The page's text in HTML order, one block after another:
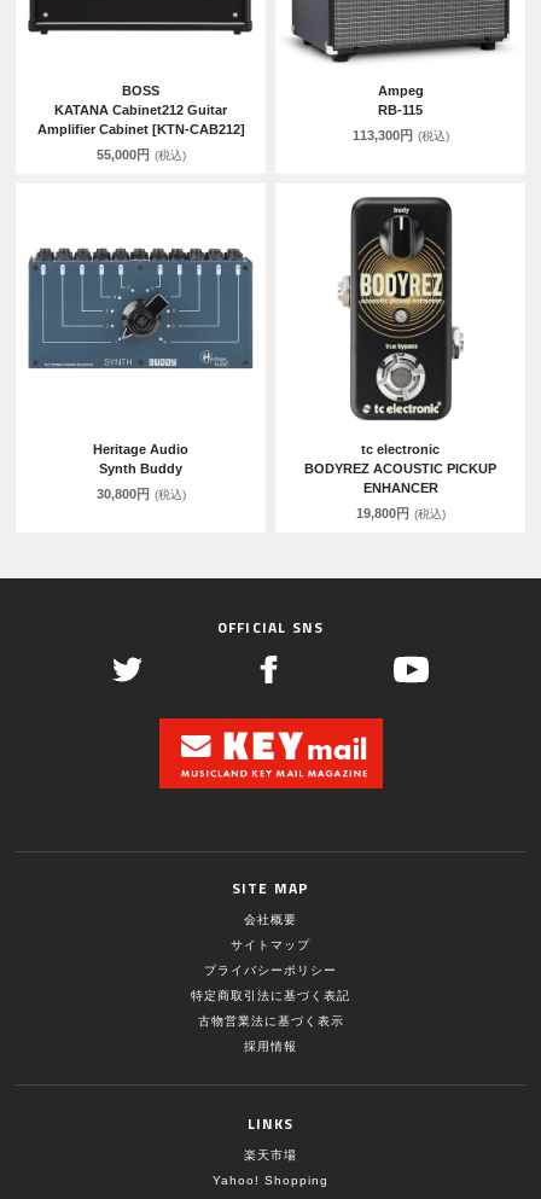
BOSS
KATANA Cabinet212 Guitar
Amplifier Cabinet [KTN-CAB212]
55,000円 (税込)
Ampeg
RB-115
113,300円 (税込)
Heritage Audio
Synth Buddy
30,800円 (税込)
tc electronic
BODYREZ ACOUSTIC PICKUP
ENHANCER
19,800円 (税込)
OFFICIAL SNS
SITE MAP
会社概要
サイトマップ
プライバシーポリシー
特定商取引法に基づく表記
古物営業法に基づく表示
採用情報
LINKS
楽天市場
Yahoo! Shopping